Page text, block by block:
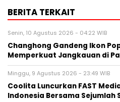
BERITA TERKAIT
Senin, 10 Agustus 2026 - 04:22 WIB
Changhong Gandeng Ikon
Memperkuat Jangkauan di
Minggu, 9 Agustus 2026 - 23:49 WIB
Coolita Luncurkan FAST
Indonesia Bersama Sejumlah